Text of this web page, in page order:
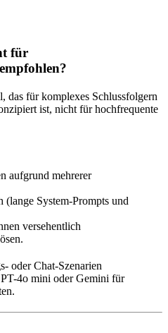
für
das für komplexes Schlussfolgern
ist, nicht für hochfrequente
aufgrund mehrerer
(lange System-Prompts und
versehentlich
oder Chat-Szenarien
4o mini oder Gemini für